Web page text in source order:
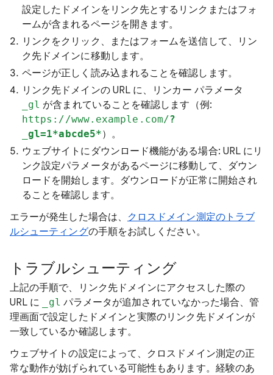
設定したドメインをリンク先とするリンクまたはフォ
ームが含まれるページを開きます。
リンクをクリック、またはフォームを送信して、リン
ク先ドメインに移動します。
ページが正しく読み込まれることを確認します。
リンク先ドメインの URL に、リンカー パラメータ
_gl が含まれていることを確認します（例:
https://www.example.com/?
_gl=1*abcde5*）。
ウェブサイトにダウンロード機能がある場合: URL にリ
ンク設定パラメータがあるページに移動して、ダウン
ロードを開始します。ダウンロードが正常に開始され
ることを確認します。
エラーが発生した場合は、
クロスドメイン測定のトラブ
ルシューティングの手順をお試しください。
トラブルシューティング
上記の手順で、リンク先ドメインにアクセスした際の
URL に
_gl パラメータが追加されていなかった場合、管
理画面で設定したドメインと実際のリンク先ドメインが
一致しているか確認します。
ウェブサイトの設定によって、クロスドメイン測定の正
常な動作が妨げられている可能性もあります。経験のあ